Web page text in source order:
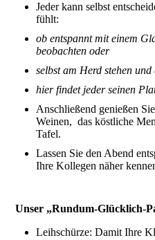
Jeder kann selbst
fühlt:
ob entspannt mit einem
beobachten oder
selbst am Herd stehen
hier findet jeder seinen
Anschließend genießen
Weinen, das köstliche
Tafel.
Lassen Sie den Abend
Ihre Kollegen näher
Unser „Rundum-Glücklich-
Leihschürze: Damit Ihre